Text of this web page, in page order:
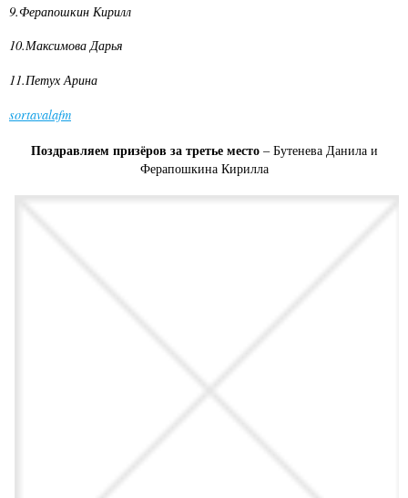
9.Ферапошкин Кирилл
10.Максимова Дарья
11.Петух Арина
sortavalafm
Поздравляем призёров за третье место– Бутенева Данила и
Ферапошкина Кирилла